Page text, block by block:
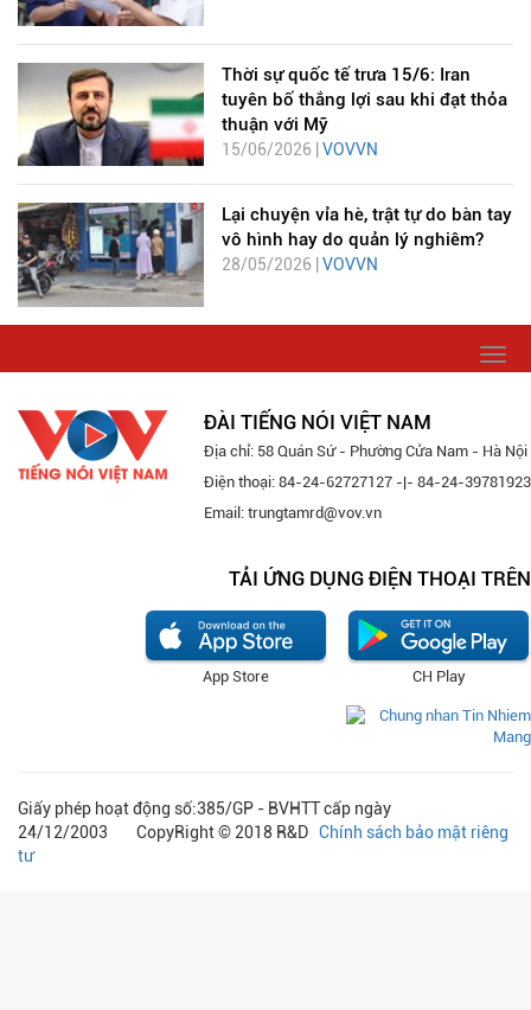
Thời sự quốc tế trưa 15/6: Iran
tuyên bố thắng lợi sau khi đạt thỏa
thuận với Mỹ
15/06/2026 | VOVVN
Lại chuyện vỉa hè, trật tự do bàn tay
vô hình hay do quản lý nghiêm?
28/05/2026 | VOVVN
ĐÀI TIẾNG NÓI VIỆT NAM
Địa chỉ: 58 Quán Sứ - Phường Cửa Nam - Hà Nội
Điện thoại: 84-24-62727127 -|- 84-24-39781923
Email: trungtamrd@vov.vn
TẢI ỨNG DỤNG ĐIỆN THOẠI TRÊN
CH Play
App Store
Giấy phép hoạt động số:385/GP - BVHTT cấp ngày
24/12/2003 CopyRight © 2018 R&D Chính sách bảo mật riêng
tư